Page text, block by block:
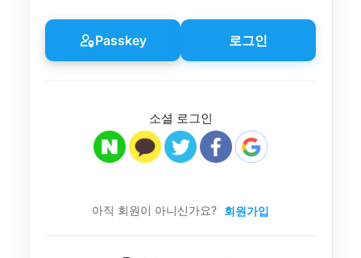
Passkey 로그인
소셜 로그인
아직 회원이 아니신가요? 회원가입